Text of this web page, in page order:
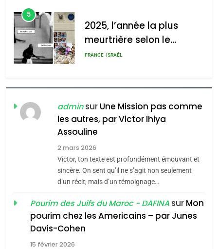
l’antisémitisme
admin 0
5
2025, l’année la plus
meurtrière selon le
rapport d’ADL contre
FRANCE ISRAÉL
FIÈRE, DIGNE ET RÉSILIENTE :
POURQUOI JE REVENDIQUE
MA JUDAÏTE par Thérèse
Zrihen-Dvir
ISRAÉL JUDAISME
CE QUI NOUS MANQUE –
Jacques Hadida
JUDAISME
Maroc : Les amandes de
Tafraout, le miel de Tadla
adminsur Une Mission pas comme
les autres, par Victor Ihiya
Assouline
2 mars 2026
Victor, ton texte est profondément émouvant et
sincère. On sent qu’il ne s’agit non seulement
d’un récit, mais d’un témoignage…
Pourim des Juifs du Maroc - DAFINA sur Mon
pourim chez les Americains – par Junes
Davis-Cohen
15 février 2026